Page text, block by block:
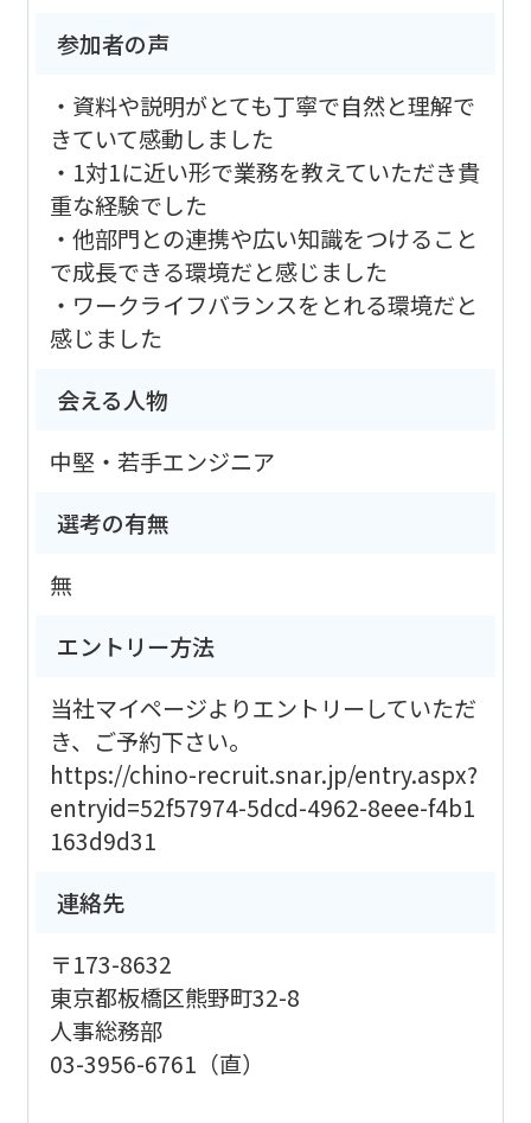
参加者の声
・資料や説明がとても丁寧で自然と理解で
きていて感動しました
・1対1に近い形で業務を教えていただき貴
重な経験でした
・他部門との連携や広い知識をつけること
で成長できる環境だと感じました
・ワークライフバランスをとれる環境だと
感じました
会える人物
中堅・若手エンジニア
選考の有無
無
エントリー方法
当社マイページよりエントリーしていただ
き、ご予約下さい。
https://chino-recruit.snar.jp/entry.aspx?
entryid=52f57974-5dcd-4962-8eee-f4b1
163d9d31
連絡先
〒173-8632
東京都板橋区熊野町32-8
人事総務部
03-3956-6761（直）